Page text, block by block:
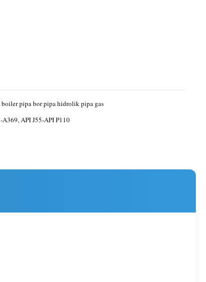
pipa bor pipa hidrolik pipa gas
A369, API J55-API P110